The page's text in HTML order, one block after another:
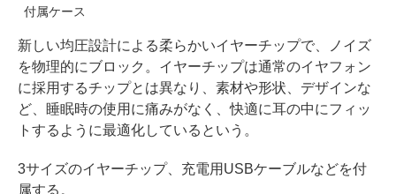
付属ケース
新しい均圧設計による柔らかいイヤーチップで、ノイズ
を物理的にブロック。イヤーチップは通常のイヤフォン
に採用するチップとは異なり、素材や形状、デザインな
ど、睡眠時の使用に痛みがなく、快適に耳の中にフィッ
トするように最適化しているという。
3サイズのイヤーチップ、充電用USBケーブルなどを付
属する。